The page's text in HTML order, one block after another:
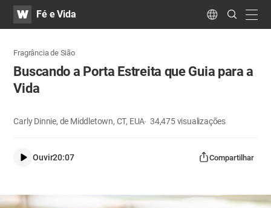
WATVFé e Vida Language
Search
Submit
Fragrância de Sião
Buscando a Porta Estreita que Guia para a
Vida
Carly Dinnie, de Middletown, CT, EUA 34,475visualizações
Ouvir20:07 Compartilhar